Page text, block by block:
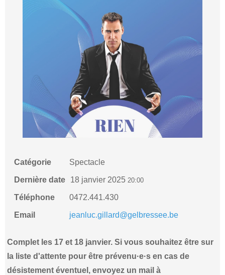
Catégorie Spectacle
Dernière date 18 janvier 2025 20:00
Téléphone 0472.441.430
Email jeanluc.gillard@gelbressee.be
Complet les 17 et 18 janvier. Si vous souhaitez être sur
la liste d'attente pour être prévenu·e·s en cas de
désistement éventuel, envoyez un mail à